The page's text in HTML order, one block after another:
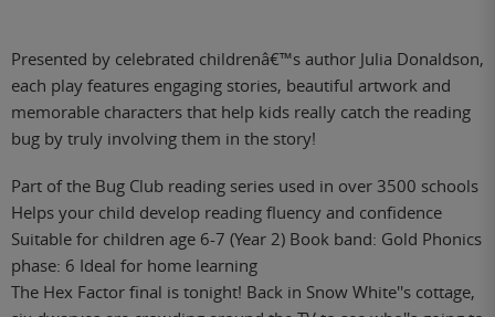
Presented by celebrated childrenâ€™s author Julia Donaldson,
each play features engaging stories, beautiful artwork and
memorable characters that help kids really catch the reading
bug by truly involving them in the story!
Part of the Bug Club reading series used in over 3500 schools
Helps your child develop reading fluency and confidence
Suitable for children age 6-7 (Year 2) Book band: Gold Phonics
phase: 6 Ideal for home learning
The Hex Factor final is tonight! Back in Snow White''s cottage,